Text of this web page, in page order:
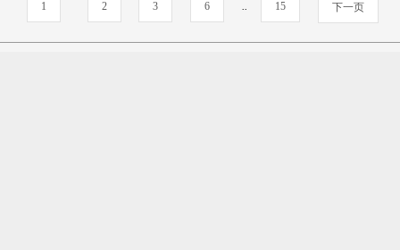
1 2 3 6 .. 15 下一页